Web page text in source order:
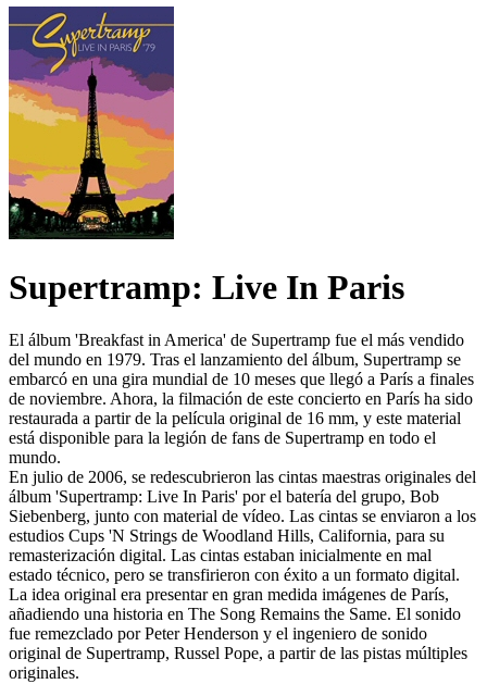
Supertramp: Live In Paris
El álbum 'Breakfast in America' de Supertramp fue el más vendido
del mundo en 1979. Tras el lanzamiento del álbum, Supertramp se
embarcó en una gira mundial de 10 meses que llegó a París a finales
de noviembre. Ahora, la filmación de este concierto en París ha sido
restaurada a partir de la película original de 16 mm, y este material
está disponible para la legión de fans de Supertramp en todo el
mundo.
En julio de 2006, se redescubrieron las cintas maestras originales del
álbum 'Supertramp: Live In Paris' por el batería del grupo, Bob
Siebenberg, junto con material de vídeo. Las cintas se enviaron a los
estudios Cups 'N Strings de Woodland Hills, California, para su
remasterización digital. Las cintas estaban inicialmente en mal
estado técnico, pero se transfirieron con éxito a un formato digital.
La idea original era presentar en gran medida imágenes de París,
añadiendo una historia en The Song Remains the Same. El sonido
fue remezclado por Peter Henderson y el ingeniero de sonido
original de Supertramp, Russel Pope, a partir de las pistas múltiples
originales.